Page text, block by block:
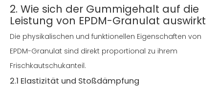
2. Wie sich der Gummigehalt auf die
Leistung von EPDM-Granulat auswirkt
Die physikalischen und funktionellen Eigenschaften von
EPDM-Granulat sind direkt proportional zu ihrem
Frischkautschukanteil.
2.1 Elastizität und Stoßdämpfung